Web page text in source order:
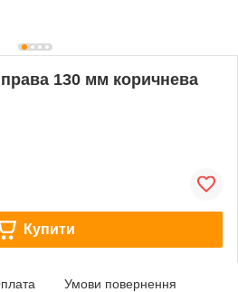
130 мм коричнева
Купити
Умови повернення